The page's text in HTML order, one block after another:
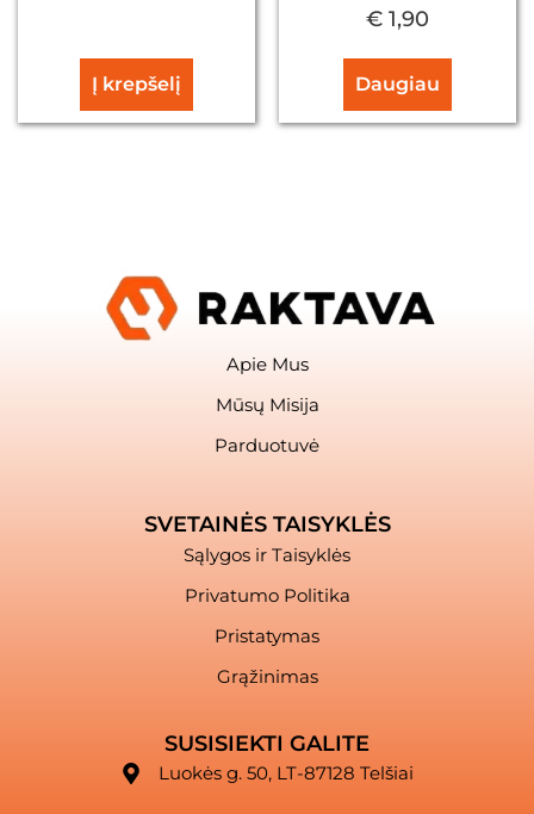
Į krepšelį
€ 1,90
Daugiau
Apie Mus
Mūsų Misija
Parduotuvė
SVETAINĖS TAISYKLĖS
Sąlygos ir Taisyklės
Privatumo Politika
Pristatymas
Grąžinimas
SUSISIEKTI GALITE
Luokės g. 50, LT-87128 Telšiai